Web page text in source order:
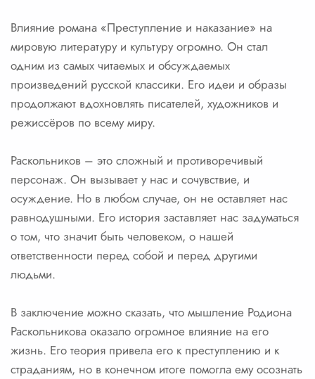
Влияние романа «Преступление и наказание» на
мировую литературу и культуру огромно. Он стал
одним из самых читаемых и обсуждаемых
произведений русской классики. Его идеи и образы
продолжают вдохновлять писателей, художников и
режиссёров по всему миру.
Раскольников – это сложный и противоречивый
персонаж. Он вызывает у нас и сочувствие, и
осуждение. Но в любом случае, он не оставляет нас
равнодушными. Его история заставляет нас задуматься
о том, что значит быть человеком, о нашей
ответственности перед собой и перед другими
людьми.
В заключение можно сказать, что мышление Родиона
Раскольникова оказало огромное влияние на его
жизнь. Его теория привела его к преступлению и к
страданиям, но в конечном итоге помогла ему осознать